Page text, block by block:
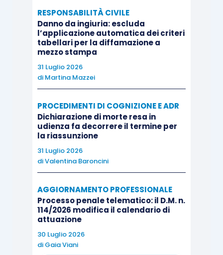
RESPONSABILITÀ CIVILE
Danno da ingiuria: escluda
l’applicazione automatica dei criteri
tabellari per la diffamazione a
mezzo stampa
31 Luglio 2026
di Martina Mazzei
PROCEDIMENTI DI COGNIZIONE E ADR
Dichiarazione di morte resa in
udienza fa decorrere il termine per
la riassunzione
31 Luglio 2026
diValentina Baroncini
AGGIORNAMENTO PROFESSIONALE
Processo penale telematico: il D.M. n.
114/2026 modifica il calendario di
attuazione
30 Luglio 2026
di Gaia Viani